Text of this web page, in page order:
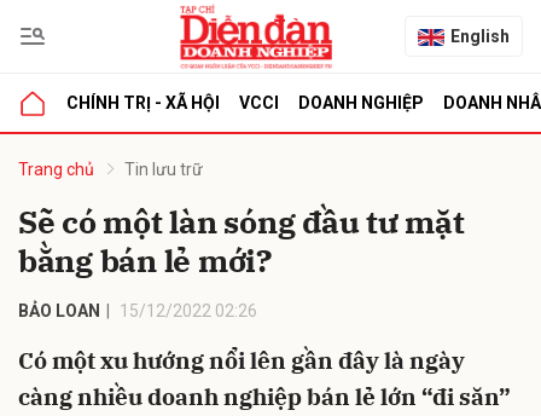
English
CHÍNH TRỊ - XÃ HỘI VCCI DOANH NGHIỆP DOANH
Trang chủ Tin lưu trữ
Sẽ có một làn sóng đầu tư mặt
bằng bán lẻ mới?
BẢO LOAN 15/12/2022 02:26
Có một xu hướng nổi lên gần đây là ngày
càng nhiều doanh nghiệp bán lẻ lớn “đi săn”
luận
Hủy